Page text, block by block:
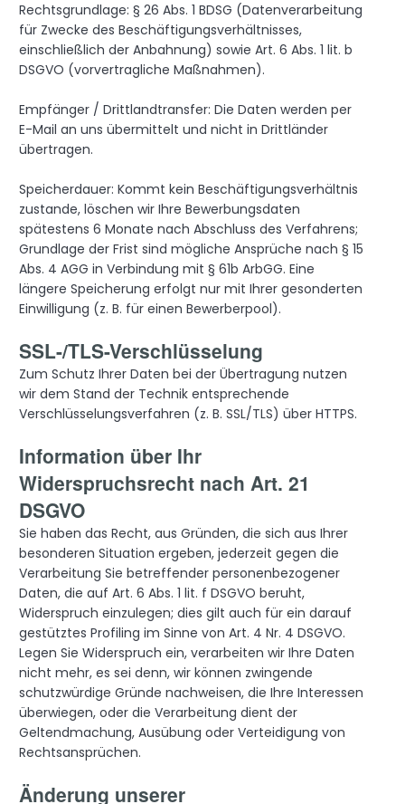
Rechtsgrundlage: § 26 Abs. 1 BDSG (Datenverarbeitung
für Zwecke des Beschäftigungsverhältnisses,
einschließlich der Anbahnung) sowie Art. 6 Abs. 1 lit. b
DSGVO (vorvertragliche Maßnahmen).
Empfänger / Drittlandtransfer: Die Daten werden per
E-Mail an uns übermittelt und nicht in Drittländer
übertragen.
Speicherdauer: Kommt kein Beschäftigungsverhältnis
zustande, löschen wir Ihre Bewerbungsdaten
spätestens 6 Monate nach Abschluss des Verfahrens;
Grundlage der Frist sind mögliche Ansprüche nach § 15
Abs. 4 AGG in Verbindung mit § 61b ArbGG. Eine
längere Speicherung erfolgt nur mit Ihrer gesonderten
Einwilligung (z. B. für einen Bewerberpool).
SSL-/TLS-Verschlüsselung
Zum Schutz Ihrer Daten bei der Übertragung nutzen
wir dem Stand der Technik entsprechende
Verschlüsselungsverfahren (z. B. SSL/TLS) über HTTPS.
Information über Ihr
Widerspruchsrecht nach Art. 21
DSGVO
Sie haben das Recht, aus Gründen, die sich aus Ihrer
besonderen Situation ergeben, jederzeit gegen die
Verarbeitung Sie betreffender personenbezogener
Daten, die auf Art. 6 Abs. 1 lit. f DSGVO beruht,
Widerspruch einzulegen; dies gilt auch für ein darauf
gestütztes Profiling im Sinne von Art. 4 Nr. 4 DSGVO.
Legen Sie Widerspruch ein, verarbeiten wir Ihre Daten
nicht mehr, es sei denn, wir können zwingende
schutzwürdige Gründe nachweisen, die Ihre Interessen
überwiegen, oder die Verarbeitung dient der
Geltendmachung, Ausübung oder Verteidigung von
Rechtsansprüchen.
Änderung unserer